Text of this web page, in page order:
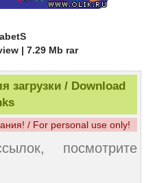
| 7.29 Mb rar
/ Download
/ For personal use only!
посмотрите